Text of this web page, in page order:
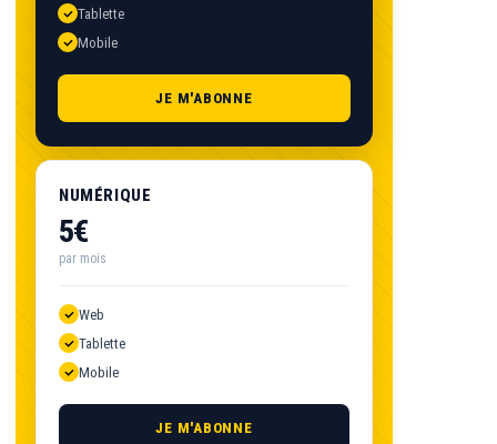
Tablette
Mobile
JE M'ABONNE
NUMÉRIQUE
5€
par mois
Web
Tablette
Mobile
JE M'ABONNE